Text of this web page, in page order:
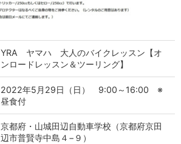
YRA ヤマハ 大人のバイクレッスン【オ
ンロードレッスン＆ツーリング】
2022年5月29日（日） 9:00～16:00 ※
昼食付
京都府・山城田辺自動車学校（京都府京田
辺市普賢寺中島４−９）